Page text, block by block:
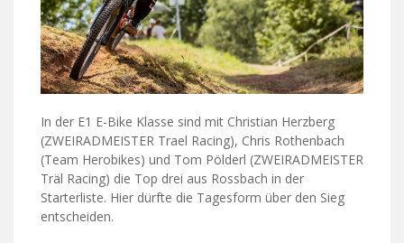
In der E1 E-Bike Klasse sind mit Christian Herzberg
(ZWEIRADMEISTER Trael Racing), Chris Rothenbach
(Team Herobikes) und Tom Pölderl (ZWEIRADMEISTER
Träl Racing) die Top drei aus Rossbach in der
Starterliste. Hier dürfte die Tagesform über den Sieg
entscheiden.